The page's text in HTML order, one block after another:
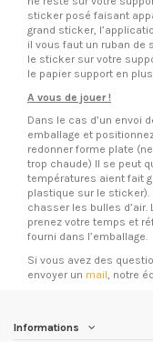
sticker posé faisant
grand sticker,
il vous faut un ruban de
le sticker sur votre
le papier support en
A vous de jouer !
Dans le cas d’un envoi
emballage et
redonner forme plate
trop chaude) Il se peut
températures aient fait
plastique sur le
chasser les bulles d’air.
prenez votre temps et
fourni dans l’emballage.
Si vous avez des
envoyer un mail, notre
Informations